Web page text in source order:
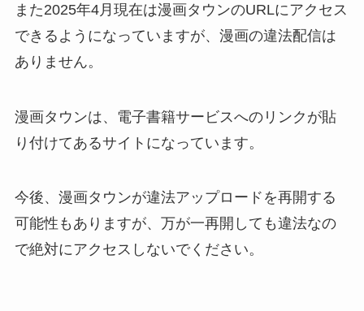
また2025年4月現在は漫画タウンのURLにアクセス
できるようになっていますが、漫画の違法配信は
ありません。
漫画タウンは、電子書籍サービスへのリンクが貼
り付けてあるサイトになっています。
今後、漫画タウンが違法アップロードを再開する
可能性もありますが、万が一再開しても違法なの
で絶対にアクセスしないでください。